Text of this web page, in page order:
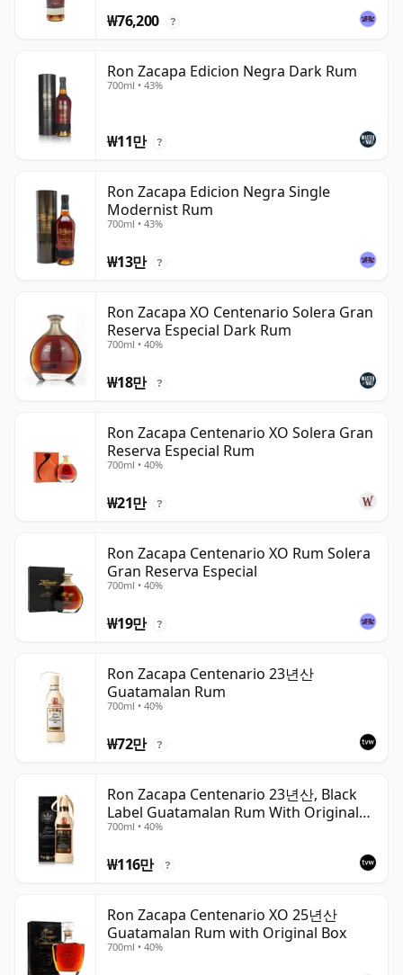
₩76,200 ?
Ron Zacapa Edicion Negra Dark Rum
700ml • 43%
₩11만 ?
Ron Zacapa Edicion Negra Single
Modernist Rum
700ml • 43%
₩13만 ?
Ron Zacapa XO Centenario Solera Gran
Reserva Especial Dark Rum
700ml • 40%
₩18만 ?
Ron Zacapa Centenario XO Solera Gran
Reserva Especial Rum
700ml • 40%
₩21만 ?
Ron Zacapa Centenario XO Rum Solera
Gran Reserva Especial
700ml • 40%
₩19만 ?
Ron Zacapa Centenario 23년산
Guatamalan Rum
700ml • 40%
₩72만 ?
Ron Zacapa Centenario 23년산, Black
Label Guatamalan Rum With Original
Box
700ml • 40%
₩116만 ?
Ron Zacapa Centenario XO 25년산
Guatamalan Rum with Original Box
700ml • 40%